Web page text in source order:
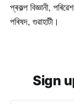
প্ৰকল্প বিজ্ঞানী,
পৰিষদ, গুৱাহাটী।
Sign